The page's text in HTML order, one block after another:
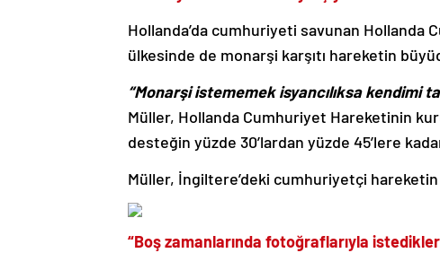
Hollanda’da cumhuriyeti savunan
ülkesinde de monarşi karşıtı hareketin
“Monarşi istememek isyancılıksa kendimi
Müller, Hollanda Cumhuriyet Hareketinin
desteğin yüzde 30’lardan yüzde 45’lere
Müller, İngiltere’deki cumhuriyetçi
“Boş zamanlarında fotoğraflarıyla